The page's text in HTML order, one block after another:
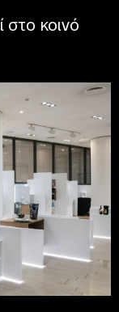
στο κοινό